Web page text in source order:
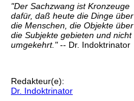
"Der Sachzwang ist Kronzeuge
dafür, daß heute die Dinge über
die Menschen, die Objekte über
die Subjekte gebieten und nicht
umgekehrt."-- Dr. Indoktrinator
Redakteur(e):
Dr. Indoktrinator